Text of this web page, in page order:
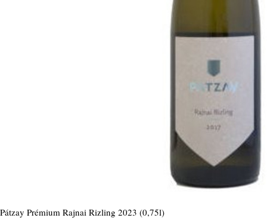
Pátzay Prémium Rajnai Rizling 2023 (0,75l)